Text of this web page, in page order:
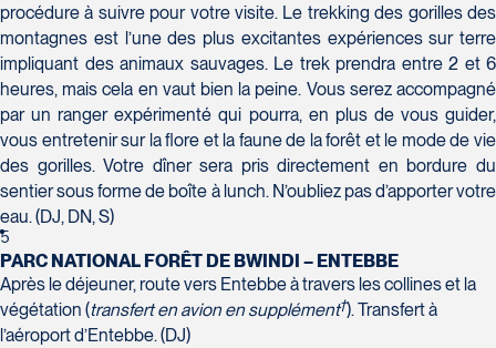
procédure à suivre pour votre visite. Le trekking des gorilles des
montagnes est l’une des plus excitantes expériences sur terre
impliquant des animaux sauvages. Le trek prendra entre 2 et 6
heures, mais cela en vaut bien la peine. Vous serez accompagné
par un ranger expérimenté qui pourra, en plus de vous guider,
vous entretenir sur la flore et la faune de la forêt et le mode de vie
des gorilles. Votre dîner sera pris directement en bordure du
sentier sous forme de boîte à lunch. N’oubliez pas d’apporter votre
eau. (DJ, DN, S)
5
PARC NATIONAL FORÊT DE BWINDI – ENTEBBE
Après le déjeuner, route vers Entebbe à travers les collines et la
végétation (transfert en avion en supplément†). Transfert à
l’aéroport d’Entebbe. (DJ)
Voyages Action
230 Boulevard Sir-Wilfrid-Laurier
Beloeil
J3G 4G7
Tél :450-464-0363 / 1-800-331-0363
Voyages Boislard Poirier
2840 Boulevard Laframboise
Voyages CAA Place de la Cité
2600 Boulevard Laurier #133, Place de la
Cité
Québec
G1V 4T3
Tél :418-653-9200 / 1-844-869-2439